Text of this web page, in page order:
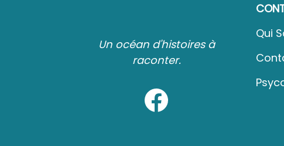
Un océan d'histoires à
raconter.
Qui